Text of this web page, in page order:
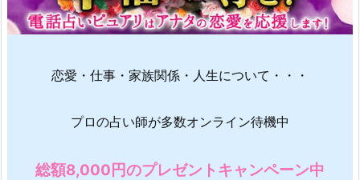
恋愛・仕事・家族関係・人生について・・・
プロの占い師が多数オンライン待機中
総額8,000円のプレゼントキャンペーン中